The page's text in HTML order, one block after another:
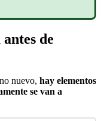
de
nuevo, hay elementos
se van a